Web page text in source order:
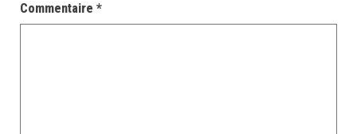
Commentaire *